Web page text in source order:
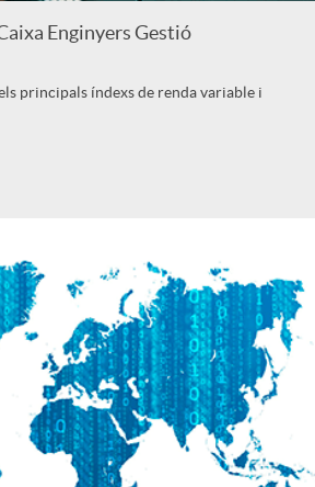
Enginyers Gestió
principals índexs de renda variable i